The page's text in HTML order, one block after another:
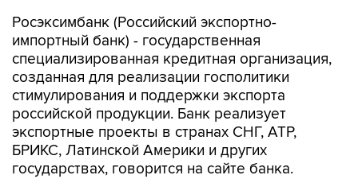
Росэксимбанк (Российский экспортно-
импортный банк) - государственная
специализированная кредитная организация,
созданная для реализации госполитики
стимулирования и поддержки экспорта
российской продукции. Банк реализует
экспортные проекты в странах СНГ, АТР,
БРИКС, Латинской Америки и других
государствах, говорится на сайте банка.